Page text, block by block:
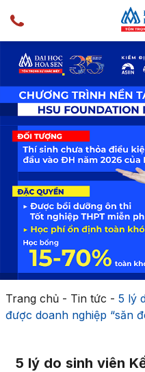
Trang chủ- Tin tức - 5 lý
được doanh nghiệp “săn
5 lý do sinh viên